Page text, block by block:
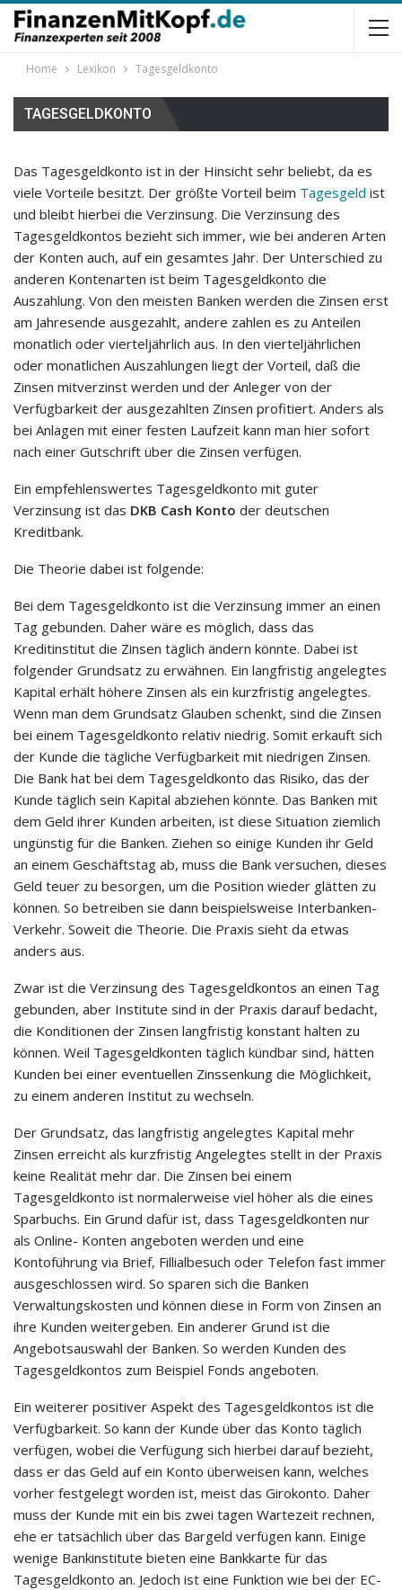
Home Lexikon Tagesgeldkonto
TAGESGELDKONTO
Das Tagesgeldkonto ist in der Hinsicht sehr beliebt, da es
viele Vorteile besitzt. Der größte Vorteil beim Tagesgeld ist
und bleibt hierbei die Verzinsung. Die Verzinsung des
Tagesgeldkontos bezieht sich immer, wie bei anderen Arten
der Konten auch, auf ein gesamtes Jahr. Der Unterschied zu
anderen Kontenarten ist beim Tagesgeldkonto die
Auszahlung. Von den meisten Banken werden die Zinsen erst
am Jahresende ausgezahlt, andere zahlen es zu Anteilen
monatlich oder vierteljährlich aus. In den vierteljährlichen
oder monatlichen Auszahlungen liegt der Vorteil, daß die
Zinsen mitverzinst werden und der Anleger von der
Verfügbarkeit der ausgezahlten Zinsen profitiert. Anders als
bei Anlagen mit einer festen Laufzeit kann man hier sofort
nach einer Gutschrift über die Zinsen verfügen.
Ein empfehlenswertes Tagesgeldkonto mit guter
Verzinsung ist das DKB Cash Konto der deutschen
Kreditbank.
Die Theorie dabei ist folgende:
Bei dem Tagesgeldkonto ist die Verzinsung immer an einen
Tag gebunden. Daher wäre es möglich, dass das
Kreditinstitut die Zinsen täglich ändern könnte. Dabei ist
folgender Grundsatz zu erwähnen. Ein langfristig angelegtes
Kapital erhält höhere Zinsen als ein kurzfristig angelegtes.
Wenn man dem Grundsatz Glauben schenkt, sind die Zinsen
bei einem Tagesgeldkonto relativ niedrig. Somit erkauft sich
der Kunde die tägliche Verfügbarkeit mit niedrigen Zinsen.
Die Bank hat bei dem Tagesgeldkonto das Risiko, das der
Kunde täglich sein Kapital abziehen könnte. Das Banken mit
dem Geld ihrer Kunden arbeiten, ist diese Situation ziemlich
ungünstig für die Banken. Ziehen so einige Kunden ihr Geld
an einem Geschäftstag ab, muss die Bank versuchen, dieses
Geld teuer zu besorgen, um die Position wieder glätten zu
können. So betreiben sie dann beispielsweise Interbanken-
Verkehr. Soweit die Theorie. Die Praxis sieht da etwas
anders aus.
Zwar ist die Verzinsung des Tagesgeldkontos an einen Tag
gebunden, aber Institute sind in der Praxis darauf bedacht,
die Konditionen der Zinsen langfristig konstant halten zu
können. Weil Tagesgeldkonten täglich kündbar sind, hätten
Kunden bei einer eventuellen Zinssenkung die Möglichkeit,
zu einem anderen Institut zu wechseln.
Der Grundsatz, das langfristig angelegtes Kapital mehr
Zinsen erreicht als kurzfristig Angelegtes stellt in der Praxis
keine Realität mehr dar. Die Zinsen bei einem
Tagesgeldkonto ist normalerweise viel höher als die eines
Sparbuchs. Ein Grund dafür ist, dass Tagesgeldkonten nur
als Online- Konten angeboten werden und eine
Kontoführung via Brief, Fillialbesuch oder Telefon fast immer
ausgeschlossen wird. So sparen sich die Banken
Verwaltungskosten und können diese in Form von Zinsen an
ihre Kunden weitergeben. Ein anderer Grund ist die
Angebotsauswahl der Banken. So werden Kunden des
Tagesgeldkontos zum Beispiel Fonds angeboten.
Ein weiterer positiver Aspekt des Tagesgeldkontos ist die
Verfügbarkeit. So kann der Kunde über das Konto täglich
verfügen, wobei die Verfügung sich hierbei darauf bezieht,
dass er das Geld auf ein Konto überweisen kann, welches
vorher festgelegt worden ist, meist das Girokonto. Daher
muss der Kunde mit ein bis zwei tagen Wartezeit rechnen,
ehe er tatsächlich über das Bargeld verfügen kann. Einige
wenige Bankinstitute bieten eine Bankkarte für das
Tagesgeldkonto an. Jedoch ist eine Funktion wie bei der EC-